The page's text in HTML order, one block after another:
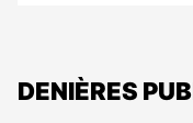
DENIÈRES